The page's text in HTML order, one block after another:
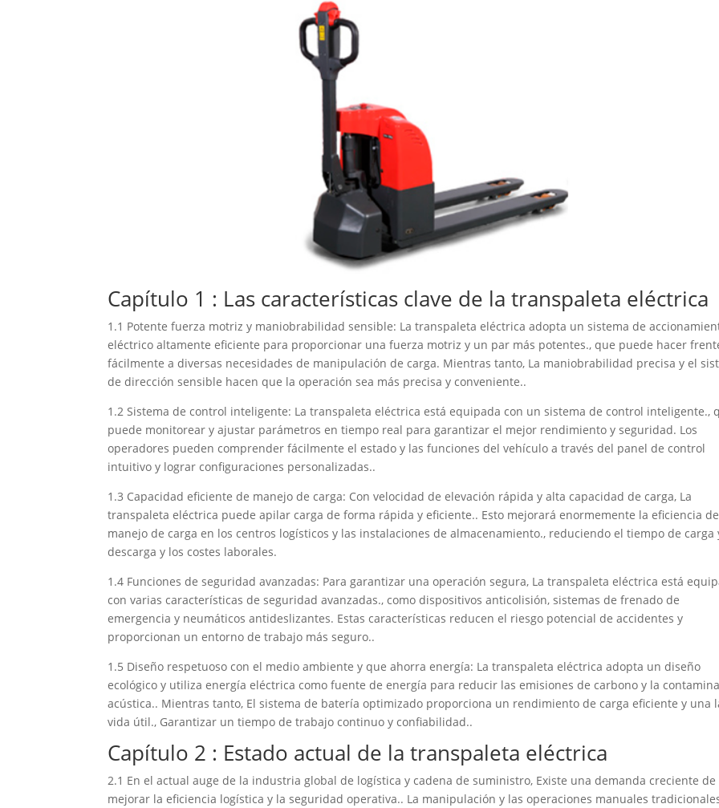
Capítulo 1 : Las características clave de la transpaleta eléctrica
1.1 Potente fuerza motriz y maniobrabilidad sensible: La transpaleta eléctrica adopta un sistema de
eléctrico altamente eficiente para proporcionar una fuerza motriz y un par más potentes., que puede hacer
fácilmente a diversas necesidades de manipulación de carga. Mientras tanto, La maniobrabilidad precisa y el
de dirección sensible hacen que la operación sea más precisa y conveniente..
1.2 Sistema de control inteligente: La transpaleta eléctrica está equipada con un sistema de control inteligente.,
puede monitorear y ajustar parámetros en tiempo real para garantizar el mejor rendimiento y seguridad. Los
operadores pueden comprender fácilmente el estado y las funciones del vehículo a través del panel de control
intuitivo y lograr configuraciones personalizadas..
1.3 Capacidad eficiente de manejo de carga: Con velocidad de elevación rápida y alta capacidad de carga, La
transpaleta eléctrica puede apilar carga de forma rápida y eficiente.. Esto mejorará enormemente la eficiencia
manejo de carga en los centros logísticos y las instalaciones de almacenamiento., reduciendo el tiempo de carga
descarga y los costes laborales.
1.4 Funciones de seguridad avanzadas: Para garantizar una operación segura, La transpaleta eléctrica está
con varias características de seguridad avanzadas., como dispositivos anticolisión, sistemas de frenado de
emergencia y neumáticos antideslizantes. Estas características reducen el riesgo potencial de accidentes y
proporcionan un entorno de trabajo más seguro..
1.5 Diseño respetuoso con el medio ambiente y que ahorra energía: La transpaleta eléctrica adopta un diseño
ecológico y utiliza energía eléctrica como fuente de energía para reducir las emisiones de carbono y la
acústica.. Mientras tanto, El sistema de batería optimizado proporciona un rendimiento de carga eficiente y una
vida útil., Garantizar un tiempo de trabajo continuo y confiabilidad..
Capítulo 2 : Estado actual de la transpaleta eléctrica
2.1 En el actual auge de la industria global de logística y cadena de suministro, Existe una demanda creciente de
mejorar la eficiencia logística y la seguridad operativa.. La manipulación y las operaciones manuales